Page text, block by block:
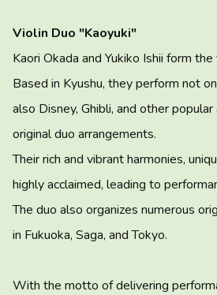
Violin Duo "Kaoyuki"
Kaori Okada and Yukiko Ishii form the
Based in Kyushu, they perform not
also Disney, Ghibli, and other
original duo arrangements.
Their rich and vibrant harmonies,
highly acclaimed, leading to
The duo also organizes numerous
in Fukuoka, Saga, and Tokyo.
With the motto of delivering